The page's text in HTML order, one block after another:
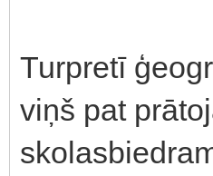
Turpretī
viņš pat